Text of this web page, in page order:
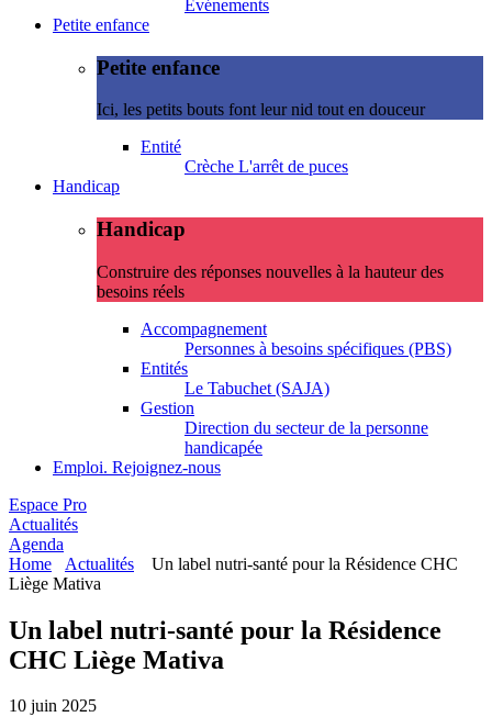
Evénements
Petite enfance
Petite enfance
Ici, les petits bouts font leur nid tout en douceur
Entité
Crèche L'arrêt de puces
Handicap
Handicap
Construire des réponses nouvelles à la hauteur des
besoins réels
Accompagnement
Personnes à besoins spécifiques (PBS)
Entités
Le Tabuchet (SAJA)
Gestion
Direction du secteur de la personne
handicapée
Emploi. Rejoignez-nous
Espace Pro
Actualités
Agenda
Home
Actualités
Un label nutri-santé pour la Résidence CHC
Liège Mativa
Un label nutri-santé pour la Résidence
CHC Liège Mativa
10 juin 2025